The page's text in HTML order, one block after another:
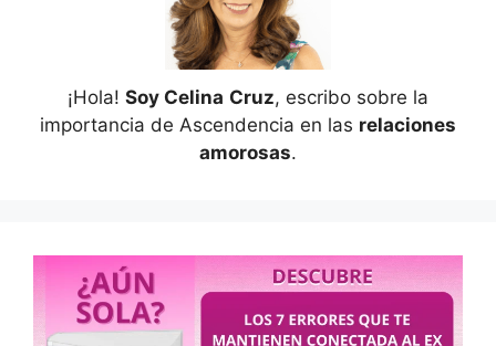
¡Hola! Soy Celina Cruz, escribo sobre la
importancia de Ascendencia en las relaciones
amorosas.